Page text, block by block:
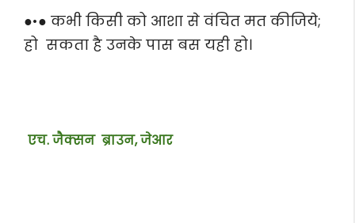
●•● कभी किसी को आशा से वंचित मत कीजिये;
हो सकता है उनके पास बस यही हो।
एच. जैक्सन ब्राउन, जेआर